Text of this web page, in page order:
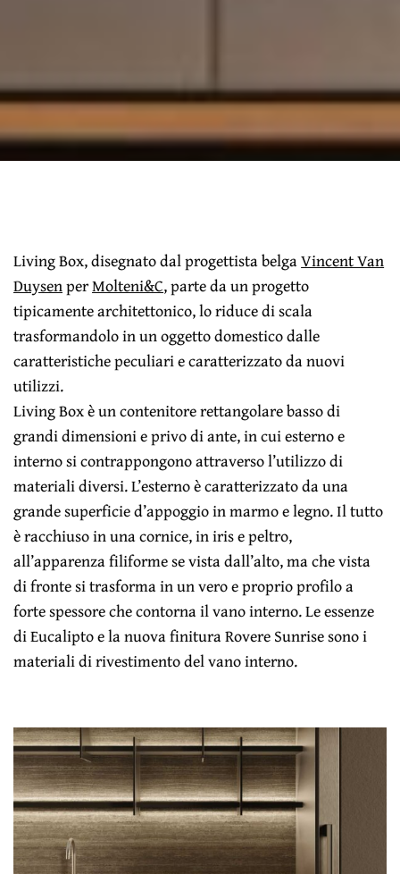
Living Box, disegnato dal progettista belgaVincent Van
DuysenperMolteni&C, parte da un progetto
tipicamente architettonico, lo riduce di scala
trasformandolo in un oggetto domestico dalle
caratteristiche peculiari e caratterizzato da nuovi
utilizzi.
Living Box è un contenitore rettangolare basso di
grandi dimensioni e privo di ante, in cui esterno e
interno si contrappongono attraverso l’utilizzo di
materiali diversi. L’esterno è caratterizzato da una
grande superficie d’appoggio in marmo e legno. Il tutto
è racchiuso in una cornice, in iris e peltro,
all’apparenza filiforme se vista dall’alto, ma che vista
di fronte si trasforma in un vero e proprio profilo a
forte spessore che contorna il vano interno. Le essenze
di Eucalipto e la nuova finitura Rovere Sunrise sono i
materiali di rivestimento del vano interno.